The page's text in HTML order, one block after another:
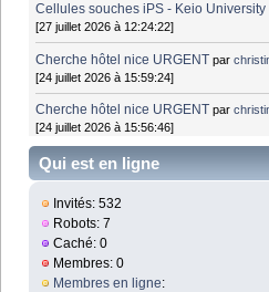
Cellules souches iPS - Keio University
[27 juillet 2026 à 12:24:22]
Cherche hôtel nice URGENT par
[24 juillet 2026 à 15:59:24]
Cherche hôtel nice URGENT par
[24 juillet 2026 à 15:56:46]
Qui est en ligne
Invités: 532
Robots: 7
Caché: 0
Membres: 0
Membres en ligne: